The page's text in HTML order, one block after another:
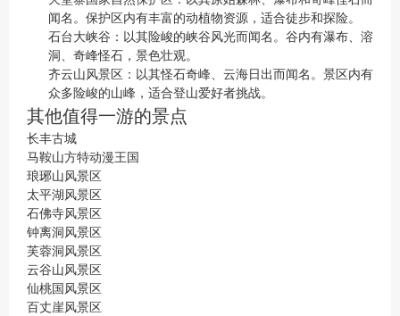
闻名。保护区内有丰富的动植物资源，适合徒步和探险。
石台大峡谷：以其险峻的峡谷风光而闻名。谷内有瀑布、溶
洞、奇峰怪石，景色壮观。
齐云山风景区：以其怪石奇峰、云海日出而闻名。景区内有
众多险峻的山峰，适合登山爱好者挑战。
其他值得一游的景点
长丰古城
马鞍山方特动漫王国
琅琊山风景区
太平湖风景区
石佛寺风景区
钟离洞风景区
芙蓉洞风景区
云谷山风景区
仙桃国风景区
百丈崖风景区